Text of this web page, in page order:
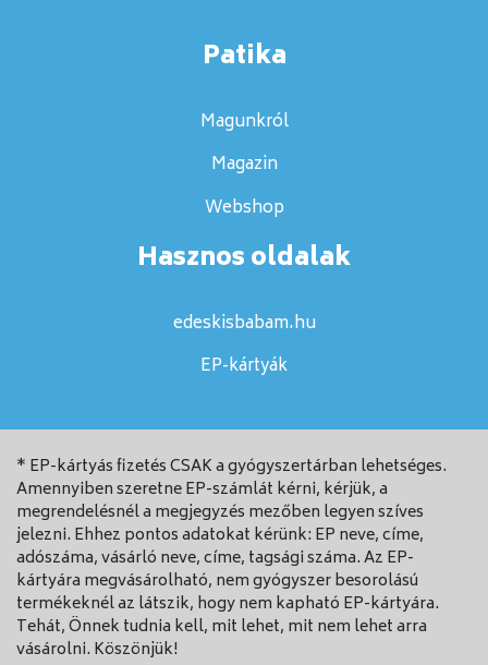
Patika
Magunkról
Magazin
Webshop
Hasznos oldalak
edeskisbabam.hu
EP-kártyák
* EP-kártyás fizetés CSAK a gyógyszertárban lehetséges.
Amennyiben szeretne EP-számlát kérni, kérjük, a
megrendelésnél a megjegyzés mezőben legyen szíves
jelezni. Ehhez pontos adatokat kérünk: EP neve, címe,
adószáma, vásárló neve, címe, tagsági száma. Az EP-
kártyára megvásárolható, nem gyógyszer besorolású
termékeknél az látszik, hogy nem kapható EP-kártyára.
Tehát, Önnek tudnia kell, mit lehet, mit nem lehet arra
vásárolni. Köszönjük!